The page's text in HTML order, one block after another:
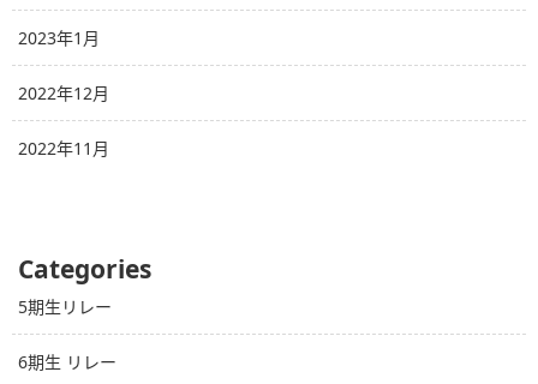
2023年1月
2022年12月
2022年11月
Categories
5期生リレー
6期生 リレー